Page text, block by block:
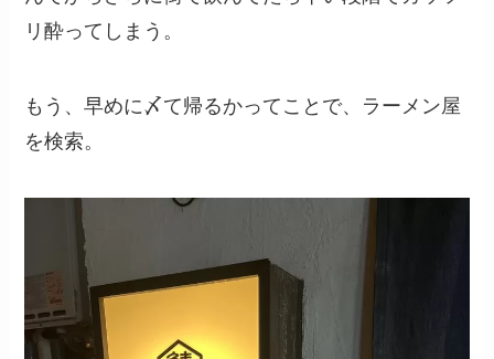
リ酔ってしまう。
もう、早めに〆て帰るかってことで、ラーメン屋
を検索。